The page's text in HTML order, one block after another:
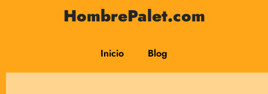
HombrePalet.com
Inicio Blog